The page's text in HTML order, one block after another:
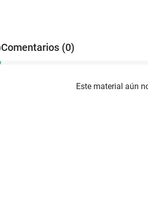
Comentarios (0)
Este material aún